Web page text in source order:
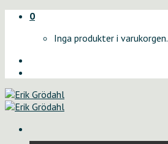
Skip
0
Inga produkter i varukorgen.